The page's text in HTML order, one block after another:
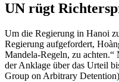
UN rügt
Um die Regierung in Hanoi
Regierung aufgefordert,
Mandela-Regeln, zu achten.“
der Anklage über das Urteil
Group on Arbitrary Detention